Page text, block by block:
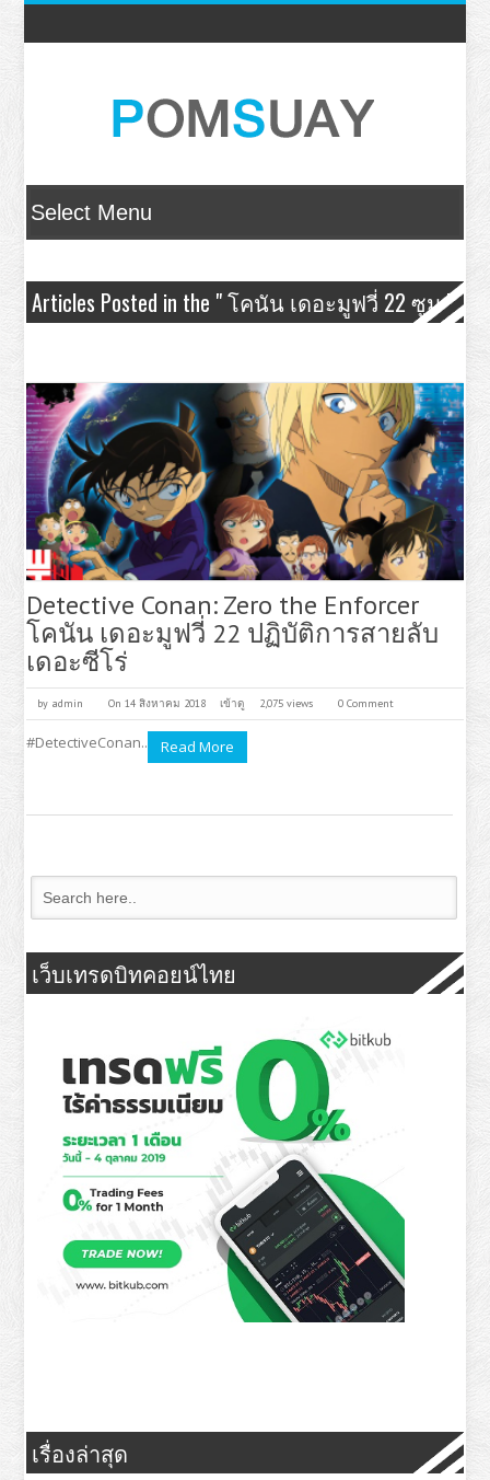
Articles Posted in the " โคนัน เดอะมูฟวี่ 22 ซูม "
Category
Detective Conan: Zero the Enforcer
โคนัน เดอะมูฟวี่ 22 ปฏิบัติการสายลับ
เดอะซีโร่
by admin On 14 สิงหาคม 2018 เข้าดู 2,075 views 0 Comment
#DetectiveConan.. Read More
เว็บเทรดบิทคอยน์ไทย
เรื่องล่าสุด